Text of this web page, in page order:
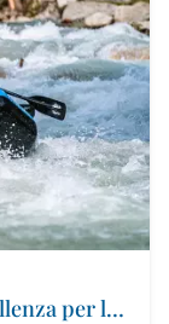
Ursus Adventures: il centro d'eccellenza per le attività outdoor premium in Trentino